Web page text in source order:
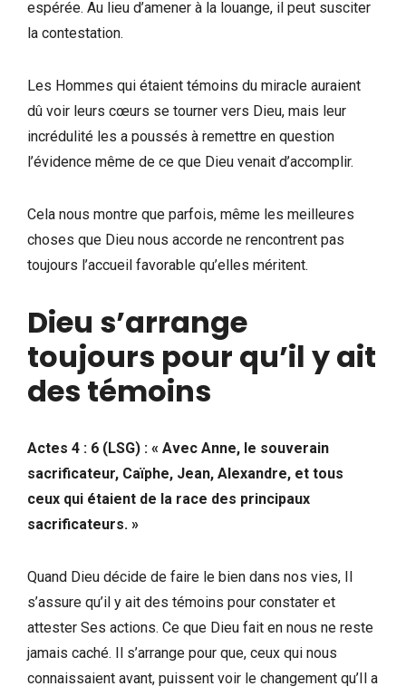
espérée. Au lieu d’amener à la louange, il peut susciter
la contestation.
Les Hommes qui étaient témoins du miracle auraient
dû voir leurs cœurs se tourner vers Dieu, mais leur
incrédulité les a poussés à remettre en question
l’évidence même de ce que Dieu venait d’accomplir.
Cela nous montre que parfois, même les meilleures
choses que Dieu nous accorde ne rencontrent pas
toujours l’accueil favorable qu’elles méritent.
Dieu s’arrange
toujours pour qu’il y ait
des témoins
Actes 4 : 6 (LSG) : « Avec Anne, le souverain
sacrificateur, Caïphe, Jean, Alexandre, et tous
ceux qui étaient de la race des principaux
sacrificateurs. »
Quand Dieu décide de faire le bien dans nos vies, Il
s’assure qu’il y ait des témoins pour constater et
attester Ses actions. Ce que Dieu fait en nous ne reste
jamais caché. Il s’arrange pour que, ceux qui nous
connaissaient avant, puissent voir le changement qu’Il a